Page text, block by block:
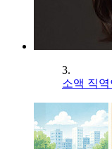
3.
소액 직